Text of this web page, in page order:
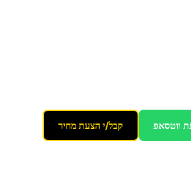
ווטסאפ קבל/י הצעת מחיר